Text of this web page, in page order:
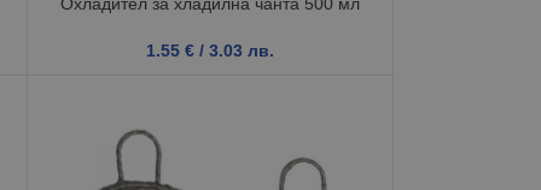
1.55€ / 3.03 лв.